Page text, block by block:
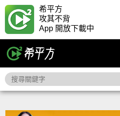
希平方
攻其不背
App 開放下載中